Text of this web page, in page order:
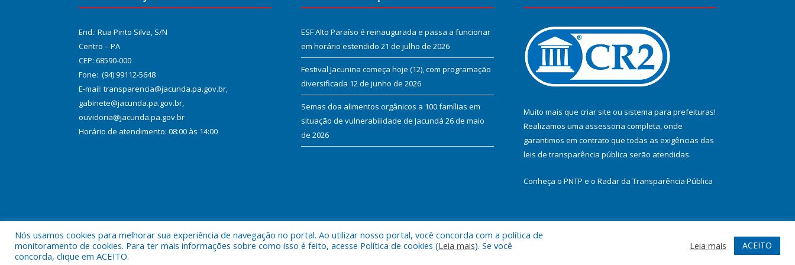
End.: Rua Pinto Silva, S/N
Centro – PA
CEP: 68590-000
Fone: (94) 99112-5648
E-mail: transparencia@jacunda.pa.gov.br,
gabinete@jacunda.pa.gov.br,
ouvidoria@jacunda.pa.gov.br
Horário de atendimento: 08:00 às 14:00
ESF Alto Paraíso é reinaugurada e passa a funcionar
em horário estendido 21 de julho de 2026
Festival Jacunina começa hoje (12), com programação
diversificada 12 de junho de 2026
Semas doa alimentos orgânicos a 100 famílias em
situação de vulnerabilidade de Jacundá 26 de maio
de 2026
Muito mais que criar site ou sistema para prefeituras!
Realizamos uma assessoria completa, onde
garantimos em contrato que todas as exigências das
leis de transparência pública serão atendidas.
Conheça o PNTP e o Radar da Transparência Pública
Todos os direitos reservados a Prefeitura Municipal de Jacundá. Mapa do Site Acessar Webmail
Nós usamos cookies para melhorar sua experiência de navegação no portal. Ao utilizar nosso portal, você concorda com a política de
monitoramento de cookies. Para ter mais informações sobre como isso é feito, acesse Política de cookies (Leia mais). Se você
concorda, clique em ACEITO.
Leia mais ACEITO